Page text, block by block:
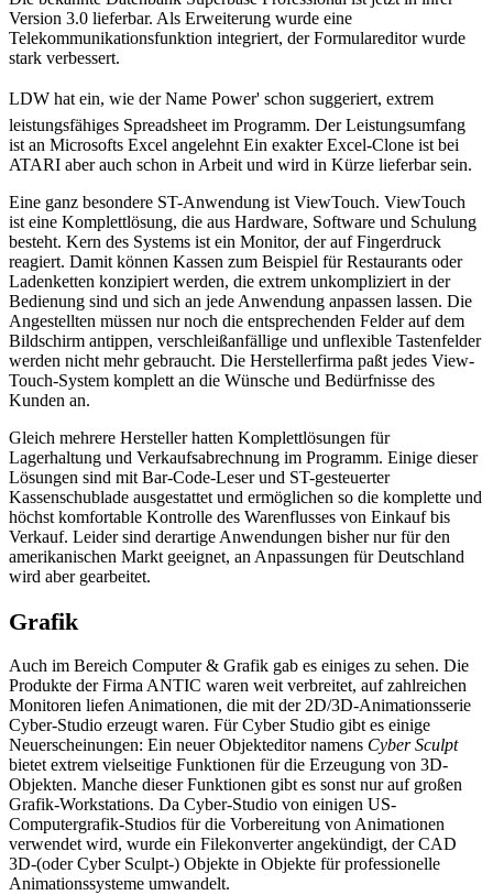
Version 3.0 lieferbar. Als Erweiterung wurde eine
Telekommunikationsfunktion integriert, der Formulareditor wurde
stark verbessert.
LDW hat ein, wie der Name Power' schon suggeriert, extrem
leistungsfähiges Spreadsheet im Programm. Der Leistungsumfang
ist an Microsofts Excel angelehnt Ein exakter Excel-Clone ist bei
ATARI aber auch schon in Arbeit und wird in Kürze lieferbar sein.
Eine ganz besondere ST-Anwendung ist ViewTouch. ViewTouch
ist eine Komplettlösung, die aus Hardware, Software und Schulung
besteht. Kern des Systems ist ein Monitor, der auf Fingerdruck
reagiert. Damit können Kassen zum Beispiel für Restaurants oder
Ladenketten konzipiert werden, die extrem unkompliziert in der
Bedienung sind und sich an jede Anwendung anpassen lassen. Die
Angestellten müssen nur noch die entsprechenden Felder auf dem
Bildschirm antippen, verschleißanfällige und unflexible Tastenfelder
werden nicht mehr gebraucht. Die Herstellerfirma paßt jedes View-
Touch-System komplett an die Wünsche und Bedürfnisse des
Kunden an.
Gleich mehrere Hersteller hatten Komplettlösungen für
Lagerhaltung und Verkaufsabrechnung im Programm. Einige dieser
Lösungen sind mit Bar-Code-Leser und ST-gesteuerter
Kassenschublade ausgestattet und ermöglichen so die komplette und
höchst komfortable Kontrolle des Warenflusses von Einkauf bis
Verkauf. Leider sind derartige Anwendungen bisher nur für den
amerikanischen Markt geeignet, an Anpassungen für Deutschland
wird aber gearbeitet.
Grafik
Auch im Bereich Computer & Grafik gab es einiges zu sehen. Die
Produkte der Firma ANTIC waren weit verbreitet, auf zahlreichen
Monitoren liefen Animationen, die mit der 2D/3D-Animationsserie
Cyber-Studio erzeugt waren. Für Cyber Studio gibt es einige
Neuerscheinungen: Ein neuer Objekteditor namens Cyber Sculpt
bietet extrem vielseitige Funktionen für die Erzeugung von 3D-
Objekten. Manche dieser Funktionen gibt es sonst nur auf großen
Grafik-Workstations. Da Cyber-Studio von einigen US-
Computergrafik-Studios für die Vorbereitung von Animationen
verwendet wird, wurde ein Filekonverter angekündigt, der CAD
3D-(oder Cyber Sculpt-) Objekte in Objekte für professionelle
Animationssysteme umwandelt.